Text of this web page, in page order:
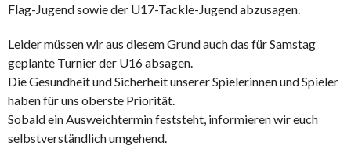
Flag-Jugend sowie der U17-Tackle-Jugend abzusagen.
Leider müssen wir aus diesem Grund auch das für Samstag
geplante Turnier der U16 absagen.
Die Gesundheit und Sicherheit unserer Spielerinnen und Spieler
haben für uns oberste Priorität.
Sobald ein Ausweichtermin feststeht, informieren wir euch
selbstverständlich umgehend.